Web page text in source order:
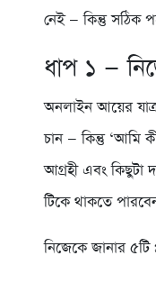
নেই — কিন্তু সঠিক
ধাপ ১ —
অনলাইন আয়ের
চান — কিন্তু ‘আমি
আগ্রহী এবং কিছুটা
টিকে থাকতে
নিজেকে জানার ৫টি